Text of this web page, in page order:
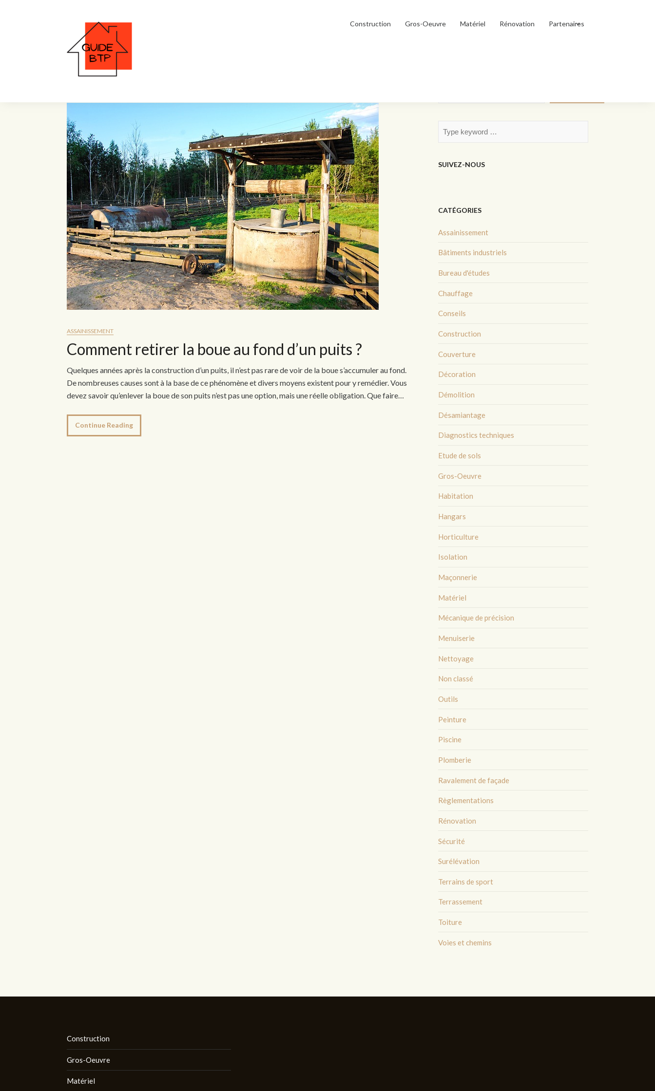
Construction Gros-Oeuvre Matériel Rénovation Partenaires
retirer la boue au fond d’un puits
ASSAINISSEMENT
Comment retirer la boue au fond d’un puits ?
Quelques années après la construction d’un puits, il n’est pas rare de voir de la boue s’accumuler au fond.
De nombreuses causes sont à la base de ce phénomène et divers moyens existent pour y remédier. Vous
devez savoir qu’enlever la boue de son puits n’est pas une option, mais une réelle obligation. Que faire…
Continue Reading
SUIVEZ-NOUS
CATÉGORIES
Assainissement
Bâtiments industriels
Bureau d'études
Chauffage
Conseils
Construction
Couverture
Décoration
Démolition
Désamiantage
Diagnostics techniques
Etude de sols
Gros-Oeuvre
Habitation
Hangars
Horticulture
Isolation
Maçonnerie
Matériel
Mécanique de précision
Menuiserie
Nettoyage
Non classé
Outils
Peinture
Piscine
Plomberie
Ravalement de façade
Règlementations
Rénovation
Sécurité
Surélévation
Terrains de sport
Terrassement
Toiture
Voies et chemins
Construction
Gros-Oeuvre
Matériel